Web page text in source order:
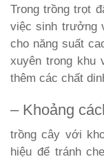
Trong trồng trọt
việc sinh trưởng
cho năng suất
xuyên trong khu
thêm các chất
– Khoảng
trồng cây với
hiệu để tránh